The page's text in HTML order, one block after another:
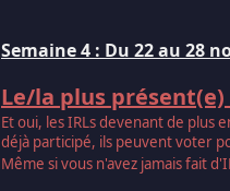
Semaine 4 : Du 22 au 28
Le/la plus
Et oui, les IRLs devenant de plus
déjà participé, ils peuvent voter
Même si vous n'avez jamais fait